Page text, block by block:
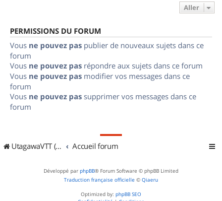
Aller
PERMISSIONS DU FORUM
Vous ne pouvez pas publier de nouveaux sujets dans ce
forum
Vous ne pouvez pas répondre aux sujets dans ce forum
Vous ne pouvez pas modifier vos messages dans ce
forum
Vous ne pouvez pas supprimer vos messages dans ce
forum
UtagawaVTT (Randos VTT et VTTAE avec traces GPS) Accueil forum
Développé par phpBB® Forum Software © phpBB Limited
Traduction française officielle © Qiaeru
Optimized by: phpBB SEO